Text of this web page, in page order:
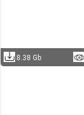
8.38 Gb